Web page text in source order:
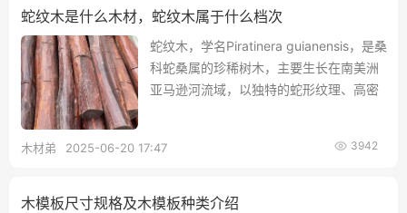
蛇纹木是什么木材，蛇纹木属于什么档次
蛇纹木，学名Piratinera guianensis，是桑
科蛇桑属的珍稀树木，主要生长在南美洲
亚马逊河流域，以独特的蛇形纹理、高密
质，价格昂贵，远超普通红木，制品溢价
长寿等寓意，在东西方文化中均有重要地
木材弟 2025-06-20 17:47 3942
木模板尺寸规格及木模板种类介绍